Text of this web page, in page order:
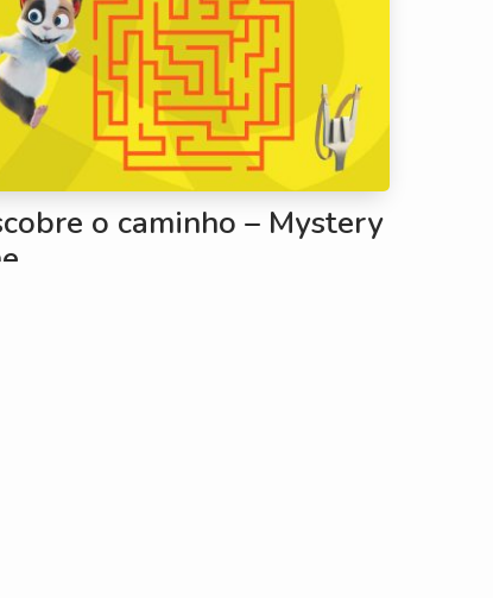
o caminho – Mystery